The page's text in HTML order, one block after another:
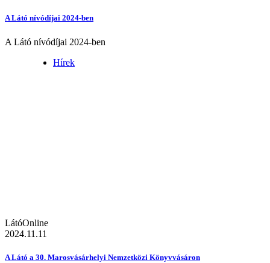
A Látó nívódíjai 2024-ben
A Látó nívódíjai 2024-ben
Hírek
LátóOnline
2024.11.11
A Látó a 30. Marosvásárhelyi Nemzetközi Könyvvásáron